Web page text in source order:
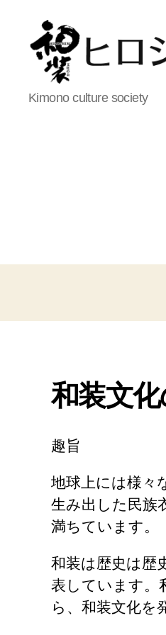
ヒ
ロ
Kimono culture society
和装文
趣旨
地球上には様々
生み出した民族
満ちています。
和装は歴史は歴
表しています。
ら、和装文化を